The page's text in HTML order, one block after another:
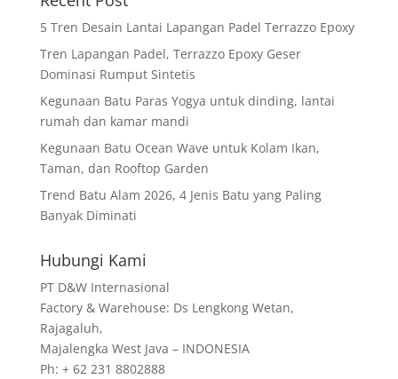
5 Tren Desain Lantai Lapangan Padel Terrazzo Epoxy
Tren Lapangan Padel, Terrazzo Epoxy Geser
Dominasi Rumput Sintetis
Kegunaan Batu Paras Yogya untuk dinding, lantai
rumah dan kamar mandi
Kegunaan Batu Ocean Wave untuk Kolam Ikan,
Taman, dan Rooftop Garden
Trend Batu Alam 2026, 4 Jenis Batu yang Paling
Banyak Diminati
Hubungi Kami
PT D&W Internasional
Factory & Warehouse: Ds Lengkong Wetan,
Rajagaluh,
Majalengka West Java – INDONESIA
Ph: + 62 231 8802888